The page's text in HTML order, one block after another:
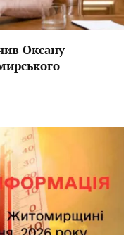
Оксану